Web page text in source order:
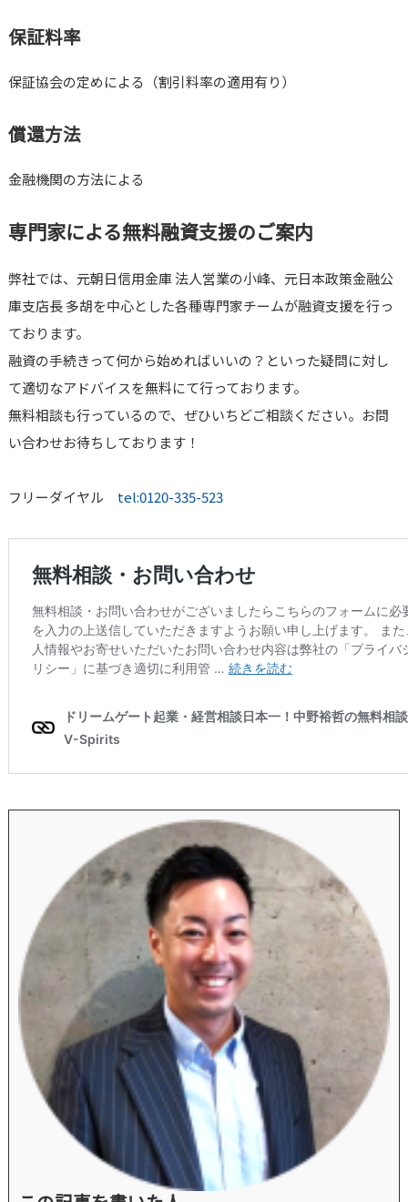
保証料率
保証協会の定めによる（割引料率の適用有り）
償還方法
金融機関の方法による
専門家による無料融資支援のご案内
弊社では、元朝日信用金庫 法人営業の小峰、元日本政策金融公
庫支店長 多胡を中心とした各種専門家チームが融資支援を行っ
ております。
融資の手続きって何から始めればいいの？といった疑問に対し
て適切なアドバイスを無料にて行っております。
無料相談も行っているので、ぜひいちどご相談ください。お問
い合わせお待ちしております！
フリーダイヤル tel:0120-335-523